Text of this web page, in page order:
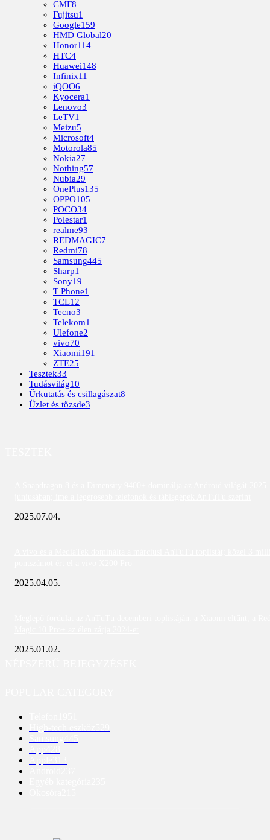
CMF8
Fujitsu1
Google159
HMD Global20
Honor114
HTC4
Huawei148
Infinix11
iQOO6
Kyocera1
Lenovo3
LeTV1
Meizu5
Microsoft4
Motorola85
Nokia27
Nothing57
Nubia29
OnePlus135
OPPO105
POCO34
Polestar1
realme93
REDMAGIC7
Redmi78
Samsung445
Sharp1
Sony19
T Phone1
TCL12
Tecno3
Telekom1
Ulefone2
vivo70
Xiaomi191
ZTE25
Tesztek33
Tudásvilág10
Űrkutatás és csillagászat8
Üzlet és tőzsde3
2025.07.04.
2025.04.05.
2025.01.02.